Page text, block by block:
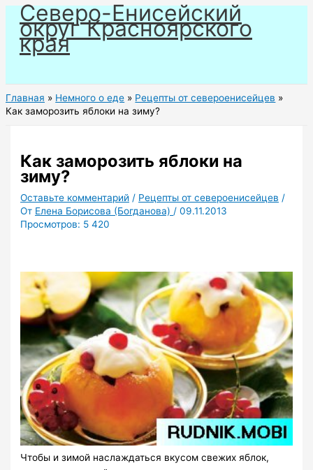
Перейти
содержимому
Северо-Енисейский
округ Красноярского
края
Главная Немного о еде
Рецепты от североенисейцев
Как заморозить яблоки на зиму?
Как заморозить яблоки на
зиму?
Оставьте комментарий / Рецепты от североенисейцев /
От Елена Борисова (Богданова) /09.11.2013
Просмотров: 5 420
Чтобы и зимой наслаждаться вкусом свежих яблок,